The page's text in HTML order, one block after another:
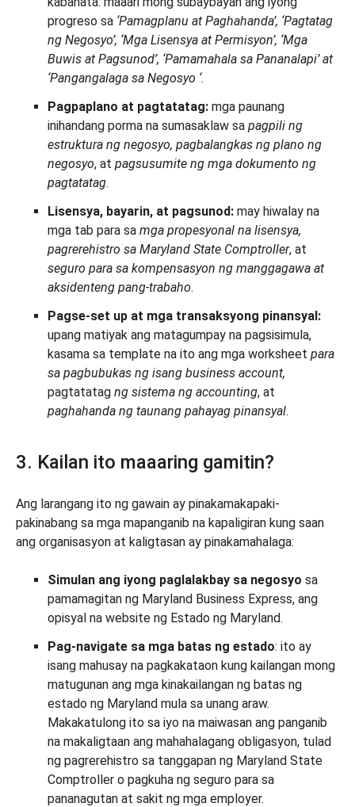
progreso sa ‘Pamagplanu at Paghahanda’, ‘Pagtatag
ng Negosyo’, ‘Mga Lisensya at Permisyon’, ‘Mga
Buwis at Pagsunod’, ‘Pamamahala sa Pananalapi’ at
‘Pangangalaga sa Negosyo ‘.
Pagpaplano at pagtatatag: mga paunang
inihandang porma na sumasaklaw sa pagpili ng
estruktura ng negosyo, pagbalangkas ng plano ng
negosyo, at pagsusumite ng mga dokumento ng
pagtatatag.
Lisensya, bayarin, at pagsunod: may hiwalay na
mga tab para sa mga propesyonal na lisensya,
pagrerehistro sa Maryland State Comptroller, at
seguro para sa kompensasyon ng manggagawa at
aksidenteng pang-trabaho.
Pagse-set up at mga transaksyong pinansyal:
upang matiyak ang matagumpay na pagsisimula,
kasama sa template na ito ang mga worksheet para
sa pagbubukas ng isang business account,
pagtatatag ng sistema ng accounting, at
paghahanda ng taunang pahayag pinansyal.
3. Kailan ito maaaring gamitin?
Ang larangang ito ng gawain ay pinakamakapaki-
pakinabang sa mga mapanganib na kapaligiran kung saan
ang organisasyon at kaligtasan ay pinakamahalaga:
Simulan ang iyong paglalakbay sa negosyo sa
pamamagitan ng Maryland Business Express, ang
opisyal na website ng Estado ng Maryland.
Pag-navigate sa mga batas ng estado: ito ay
isang mahusay na pagkakataon kung kailangan mong
matugunan ang mga kinakailangan ng batas ng
estado ng Maryland mula sa unang araw.
Makakatulong ito sa iyo na maiwasan ang panganib
na makaligtaan ang mahahalagang obligasyon, tulad
ng pagrerehistro sa tanggapan ng Maryland State
Comptroller o pagkuha ng seguro para sa
pananagutan at sakit ng mga employer.